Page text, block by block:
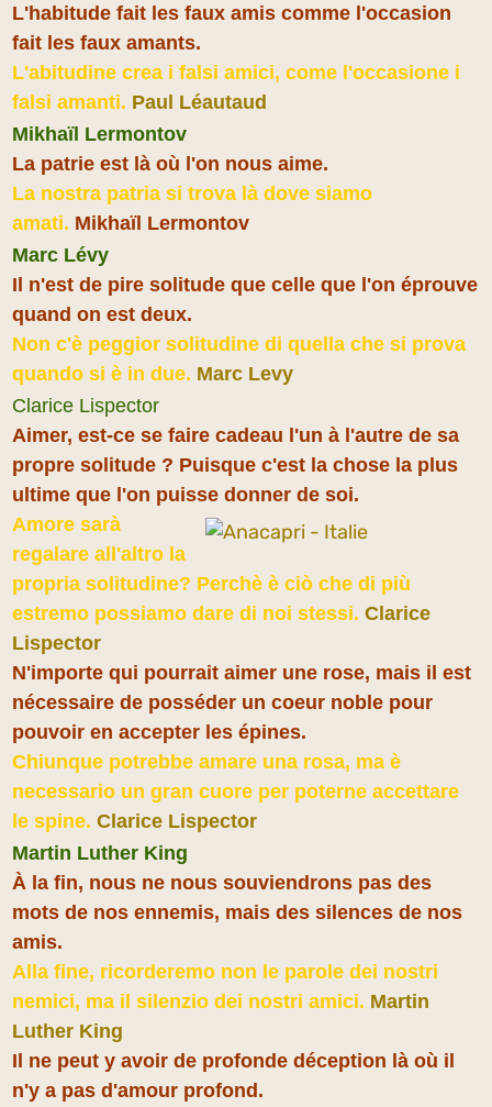
L'habitude fait les faux amis comme l'occasion
fait les faux amants.
L'abitudine crea i falsi amici, come l'occasione i
falsi amanti. Paul Léautaud
Mikhaïl Lermontov
La patrie est là où l'on nous aime.
La nostra patria si trova là dove siamo
amati. Mikhaïl Lermontov
Marc Lévy
Il n'est de pire solitude que celle que l'on éprouve
quand on est deux.
Non c'è peggior solitudine di quella che si prova
quando si è in due. Marc Levy
Clarice Lispector
Aimer, est-ce se faire cadeau l'un à l'autre de sa
propre solitude ? Puisque c'est la chose la plus
ultime que l'on puisse donner de soi.
Amore sarà
regalare all'altro la
propria solitudine? Perchè è ciò che di più
estremo possiamo dare di noi stessi. Clarice
Lispector
N'importe qui pourrait aimer une rose, mais il est
nécessaire de posséder un coeur noble pour
pouvoir en accepter les épines.
Chiunque potrebbe amare una rosa, ma è
necessario un gran cuore per poterne accettare
le spine. Clarice Lispector
Martin Luther King
À la fin, nous ne nous souviendrons pas des
mots de nos ennemis, mais des silences de nos
amis.
Alla fine, ricorderemo non le parole dei nostri
nemici, ma il silenzio dei nostri amici. Martin
Luther King
Il ne peut y avoir de profonde déception là où il
n'y a pas d'amour profond.